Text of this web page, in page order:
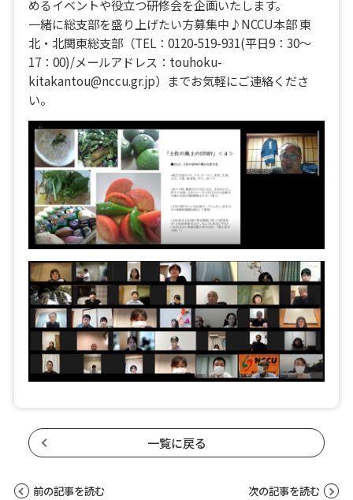
めるイベントや役立つ研修会を企画いたします。
一緒に総支部を盛り上げたい方募集中♪NCCU本部 東
北・北関東総支部（TEL：0120-519-931(平日9：30～
17：00)/メールアドレス：touhoku-
kitakantou@nccu.gr.jp）までお気軽にご連絡くださ
い。
一覧に戻る
前の記事を読む 次の記事を読む